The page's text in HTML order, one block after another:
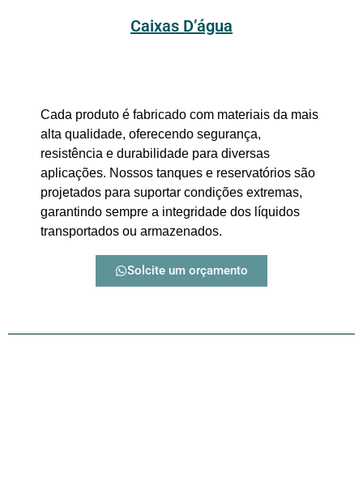
Caixas D’água
Cada produto é fabricado com materiais da mais
alta qualidade, oferecendo segurança,
resistência e durabilidade para diversas
aplicações. Nossos tanques e reservatórios são
projetados para suportar condições extremas,
garantindo sempre a integridade dos líquidos
transportados ou armazenados.
Solcite um orçamento